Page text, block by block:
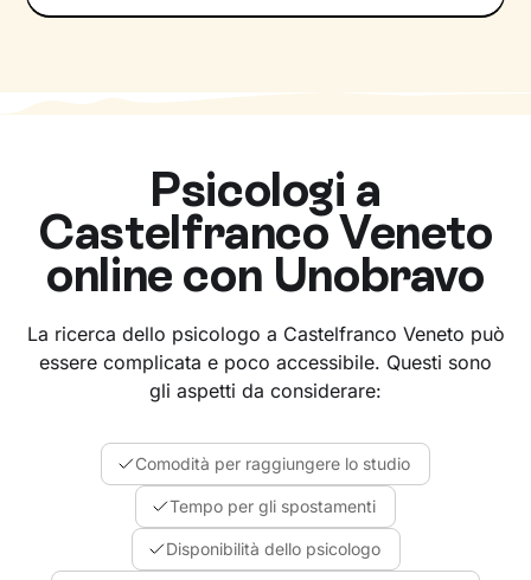
Psicologi a
Castelfranco Veneto
online con Unobravo
La ricerca dello psicologo a Castelfranco Veneto può
essere complicata e poco accessibile. Questi sono
gli aspetti da considerare:
Comodità per raggiungere lo studio
Tempo per gli spostamenti
Disponibilità dello psicologo